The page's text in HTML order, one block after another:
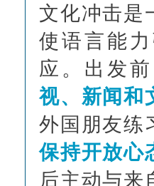
文化冲击是
使语言能
应。出发前
视、新闻和
外国朋友练
保持开放心
后主动与来